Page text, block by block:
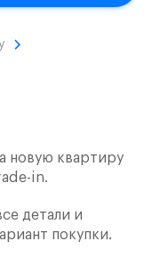
новую квартиру
in.
детали и
покупки.